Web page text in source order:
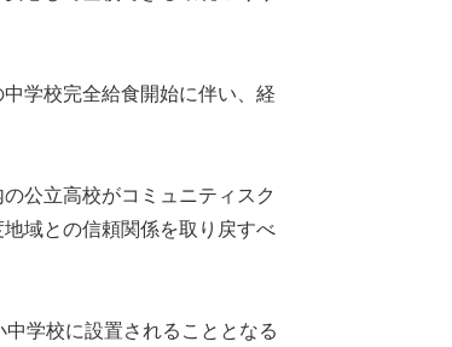
学校完全給食開始に伴い、経
公立高校がコミュニティスク
域との信頼関係を取り戻すべ
学校に設置されることとなる